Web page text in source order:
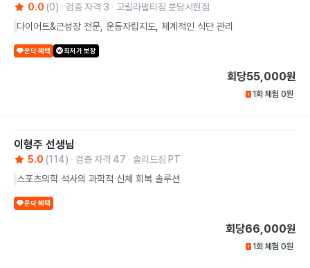
0.0 (0) 검증 자격 3
고릴라멀티짐 분당서현점
다이어트&근성장 전문, 운동자립지도, 체계적인 식단 관리
운닥 혜택 최저가 보장
회당55,000원
1회 체험 0원
이형주 선생님
5.0 (114) 검증 자격 47
솔리드짐 PT
스포츠의학 석사의 과학적 신체 회복 솔루션
운닥 혜택
회당66,000원
1회 체험 0원